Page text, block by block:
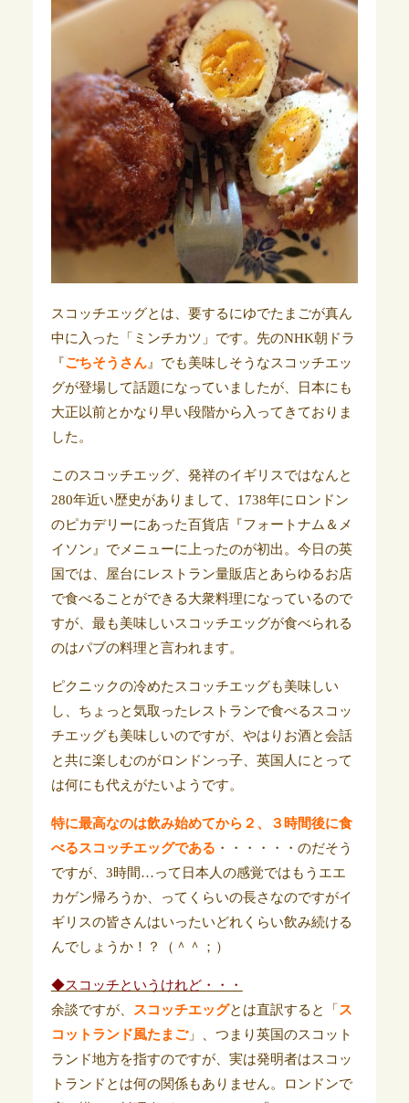
スコッチエッグとは、要するにゆでたまごが真ん
中に入った「ミンチカツ」です。先のNHK朝ドラ
『ごちそうさん』でも美味しそうなスコッチエッ
グが登場して話題になっていましたが、日本にも
大正以前とかなり早い段階から入ってきておりま
した。
このスコッチエッグ、発祥のイギリスではなんと
280年近い歴史がありまして、1738年にロンドン
のピカデリーにあった百貨店『フォートナム＆メ
イソン』でメニューに上ったのが初出。今日の英
国では、屋台にレストラン量販店とあらゆるお店
で食べることができる大衆料理になっているので
すが、最も美味しいスコッチエッグが食べられる
のはパブの料理と言われます。
ピクニックの冷めたスコッチエッグも美味しい
し、ちょっと気取ったレストランで食べるスコッ
チエッグも美味しいのですが、やはりお酒と会話
と共に楽しむのがロンドンっ子、英国人にとって
は何にも代えがたいようです。
特に最高なのは飲み始めてから２、３時間後に食
べるスコッチエッグである ・・・・・・のだそう
ですが、3時間…って日本人の感覚ではもうエエ
カゲン帰ろうか、ってくらいの長さなのですがイ
ギリスの皆さんはいったいどれくらい飲み続ける
んでしょうか！？（＾＾；）
◆スコッチというけれど・・・
余談ですが、 スコッチエッグとは直訳すると「 ス
コットランド風たまご」、つまり英国のスコット
ランド地方を指すのですが、実は発明者はスコッ
トランドとは何の関係もありません。ロンドンで